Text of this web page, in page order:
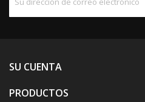
SU CUENTA
PRODUCTOS